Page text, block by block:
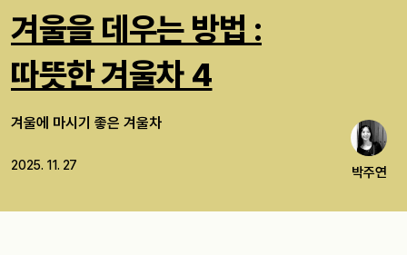
겨울을 데우는 방법 :
따뜻한 겨울차 4
겨울에 마시기 좋은 겨울차
2025. 11. 27 박주연